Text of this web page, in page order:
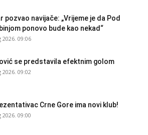
pozvao navijače: „Vrijeme je da Pod
ponovo bude kao nekad“
2026. 09:06
se predstavila efektnim golom
2026. 09:02
Crne Gore ima novi klub!
2026. 09:00